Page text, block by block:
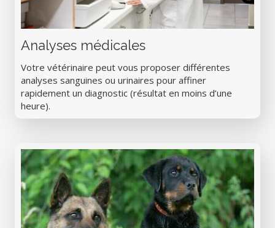
Analyses médicales
Votre vétérinaire peut vous proposer différentes
analyses sanguines ou urinaires pour affiner
rapidement un diagnostic (résultat en moins d’une
heure).